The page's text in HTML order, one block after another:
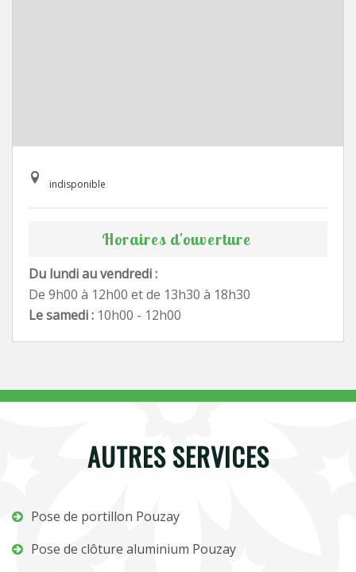
indisponible
Horaires d'ouverture
Du lundi au vendredi :
De 9h00 à 12h00 et de 13h30 à 18h30
Le samedi : 10h00 - 12h00
AUTRES SERVICES
Pose de portillon Pouzay
Pose de clôture aluminium Pouzay